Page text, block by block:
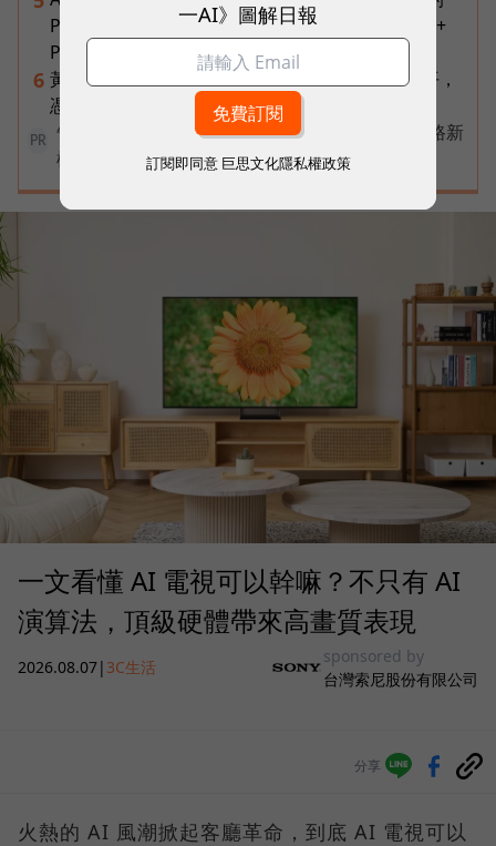
Prestige 14 Flip AI+ 重新定義商務筆電與 Copilot+
PC？
6 黃仁勳兆元宴永遠站最後一排！最低調的二代鄭平，
憑什麼讓台達電被市場重新定價？
PR
告別極速迷思！台灣大哥大奪國際雙冠揭密好網路新
標準
一文看懂 AI 電視可以幹嘛？不只有 AI
演算法，頂級硬體帶來高畫質表現
2026.08.07| 3C生活
sponsored by
台灣索尼股份有限公司
分享
火熱的 AI 風潮掀起客廳革命，到底 AI 電視可以
一AI》圖解日報
訂閱即同意 巨思文化隱私權政策